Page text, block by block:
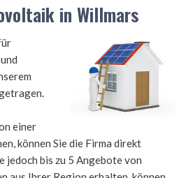
in Willmars
einer
können Sie die Firma direkt
jedoch bis zu 5 Angebote von